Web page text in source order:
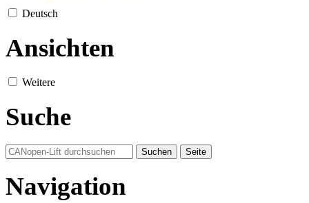
Deutsch
Ansichten
Weitere
Suche
Navigation